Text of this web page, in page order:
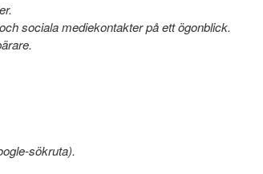
sociala mediekontakter på ett ögonblick.
sökruta).